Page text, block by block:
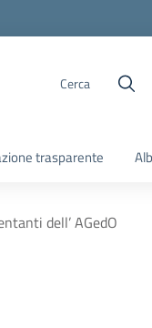
Cerca
trasparente
dell’ AGedO